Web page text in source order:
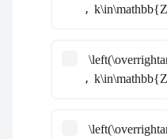
,
,